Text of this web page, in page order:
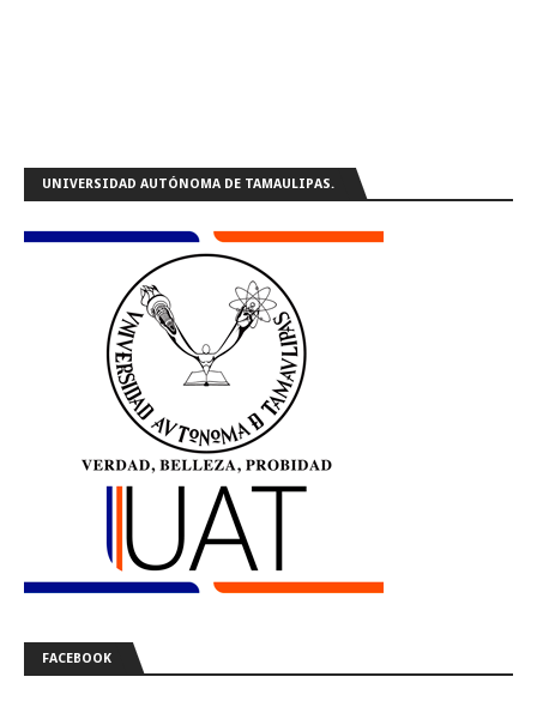
UNIVERSIDAD AUTÓNOMA DE TAMAULIPAS.
FACEBOOK